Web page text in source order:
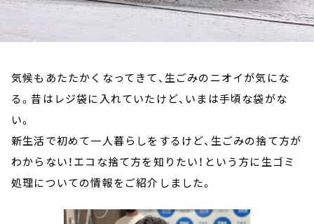
気候もあたたかくなってきて、生ごみのニオイが気にな
る。昔はレジ袋に入れていたけど、いまは手頃な袋がな
い。
新生活で初めて一人暮らしをするけど、生ごみの捨て方が
わからない！エコな捨て方を知りたい！という方に生ゴミ
処理についての情報をご紹介しました。